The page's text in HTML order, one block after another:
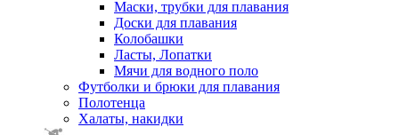
Маски, трубки для плавания
Доски для плавания
Колобашки
Ласты, Лопатки
Мячи для водного поло
Футболки и брюки для плавания
Полотенца
Халаты, накидки